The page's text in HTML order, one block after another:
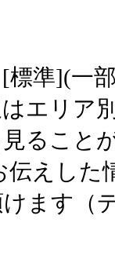
準](一
エリア
ること
伝えした
ます（